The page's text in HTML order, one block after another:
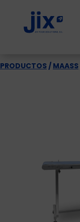
PRODUCTOS / MAASS